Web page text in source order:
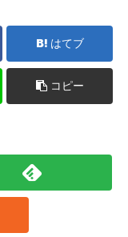
はてブ
コピー